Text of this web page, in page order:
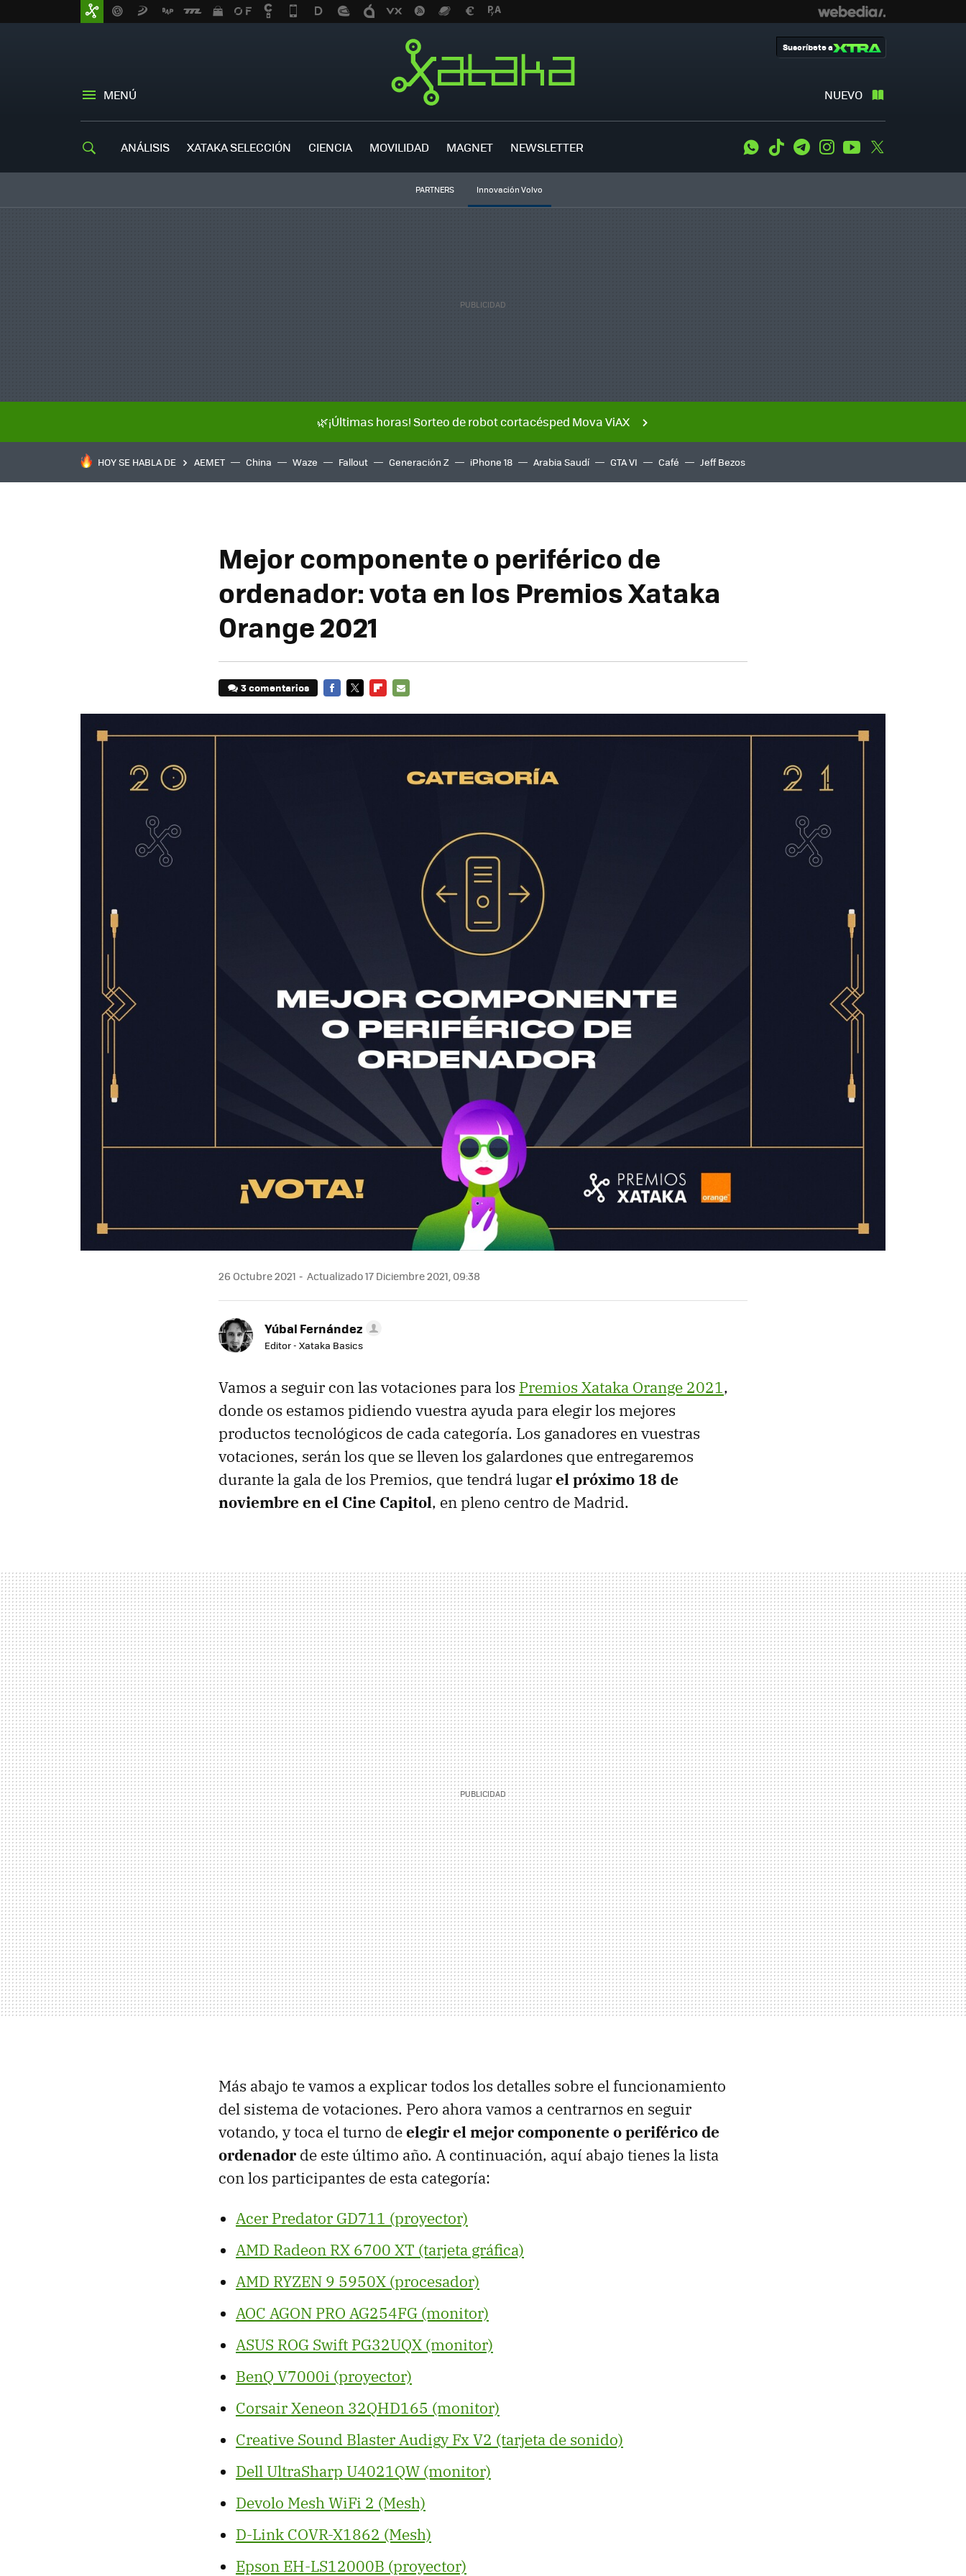
MENÚ NUEVO
Suscríbete a
ANÁLISIS XATAKA SELECCIÓN CIENCIA MOVILIDAD MAGNET NEWSLETTER WhatsApp
Tiktok TelegramInstagramYoutube
PARTNERS Innovación Volvo
🌿¡Últimas horas! Sorteo de robot cortacésped Mova ViAX
HOY SE HABLA DE AEMET China Waze Fallout Generación Z iPhone 18 Arabia Saudí GTA VI Café Jeff Bezos
Mejor componente o periférico de
ordenador: vota en los Premios Xataka
Orange 2021
3 comentarios
26 Octubre 2021 Actualizado 17 Diciembre 2021, 09:38
Yúbal Fernández
Editor - Xataka Basics
Vamos a seguir con las votaciones para los Premios Xataka Orange 2021,
donde os estamos pidiendo vuestra ayuda para elegir los mejores
productos tecnológicos de cada categoría. Los ganadores en vuestras
votaciones, serán los que se lleven los galardones que entregaremos
durante la gala de los Premios, que tendrá lugarel próximo 18 de
noviembre en el Cine Capitol, en pleno centro de Madrid.
Más abajo te vamos a explicar todos los detalles sobre el funcionamiento
del sistema de votaciones. Pero ahora vamos a centrarnos en seguir
votando, y toca el turno deelegir el mejor componente o periférico de
ordenador de este último año. A continuación, aquí abajo tienes la lista
con los participantes de esta categoría:
Acer Predator GD711 (proyector)
AMD Radeon RX 6700 XT (tarjeta gráfica)
AMD RYZEN 9 5950X (procesador)
AOC AGON PRO AG254FG (monitor)
ASUS ROG Swift PG32UQX (monitor)
BenQ V7000i (proyector)
Corsair Xeneon 32QHD165 (monitor)
Creative Sound Blaster Audigy Fx V2 (tarjeta de sonido)
Dell UltraSharp U4021QW (monitor)
Devolo Mesh WiFi 2 (Mesh)
D-Link COVR-X1862 (Mesh)
Epson EH-LS12000B (proyector)